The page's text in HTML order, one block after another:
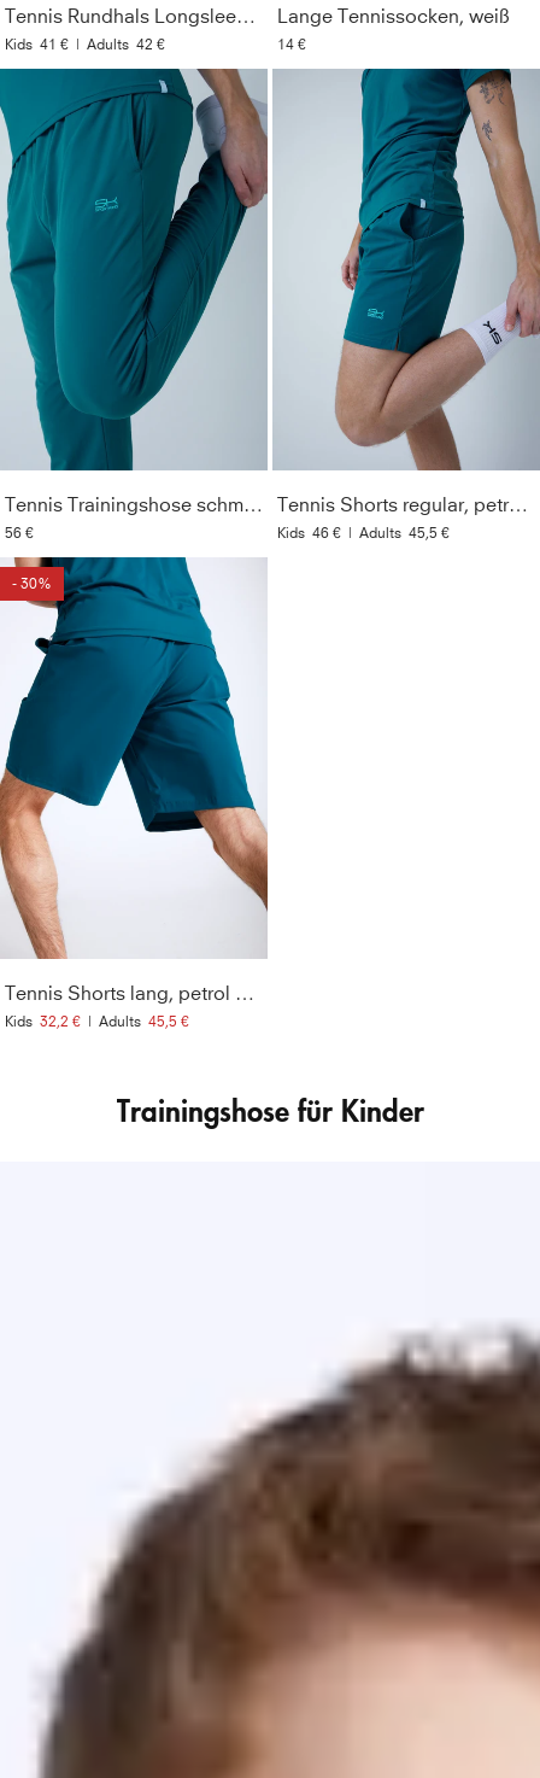
Sonnencremes und Ölen
Material: 71% Polyamid, 29% Elasthan (Lycra®)
Pflegehinweise
Bei 40° in der Maschine waschbar. Nur
mit ähnlichen Farben waschen. Kein Weichspüler
verwenden. Nicht bügeln.
Style
133755-803
Farbe
petrol grün
Optik
Unifarben
Geschlecht: Herren & Jungen
Lichtechtheit:
Tennis Rundhals Longsleeve Shirt, petrol grün
Kids 41 € | Adults 42 €
Lange Tennissocken, weiß
14 €
Tennis Trainingshose schmal, petrol grün
56 €
Tennis Shorts regular, petrol grün
Kids 46 € | Adults 45,5 €
- 30%
Tennis Shorts lang, petrol grün
Kids 32,2 € | Adults 45,5 €
Trainingshose für Kinder